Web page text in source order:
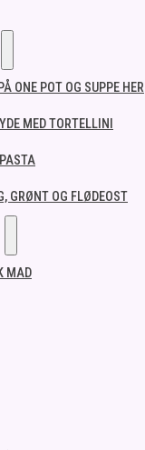
ONE POT OG SUPPE HER
MED TORTELLINI
GRØNT OG FLØDEOST
MAD